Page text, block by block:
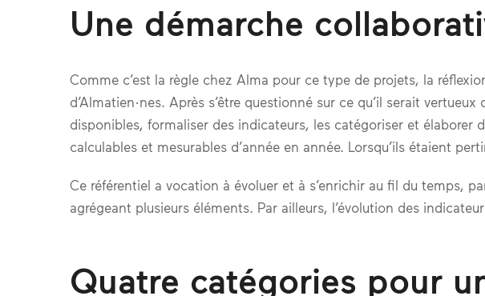
Une démarche
Comme c’est la règle chez Alma pour ce type de projets, la
d’Almatien·nes. Après s’être questionné sur ce qu’il serait
disponibles, formaliser des indicateurs, les catégoriser et
calculables et mesurables d’année en année. Lorsqu’ils étaient
Ce référentiel a vocation à évoluer et à s’enrichir au fil du temps,
agrégeant plusieurs éléments. Par ailleurs, l’évolution des
Quatre catégories pour